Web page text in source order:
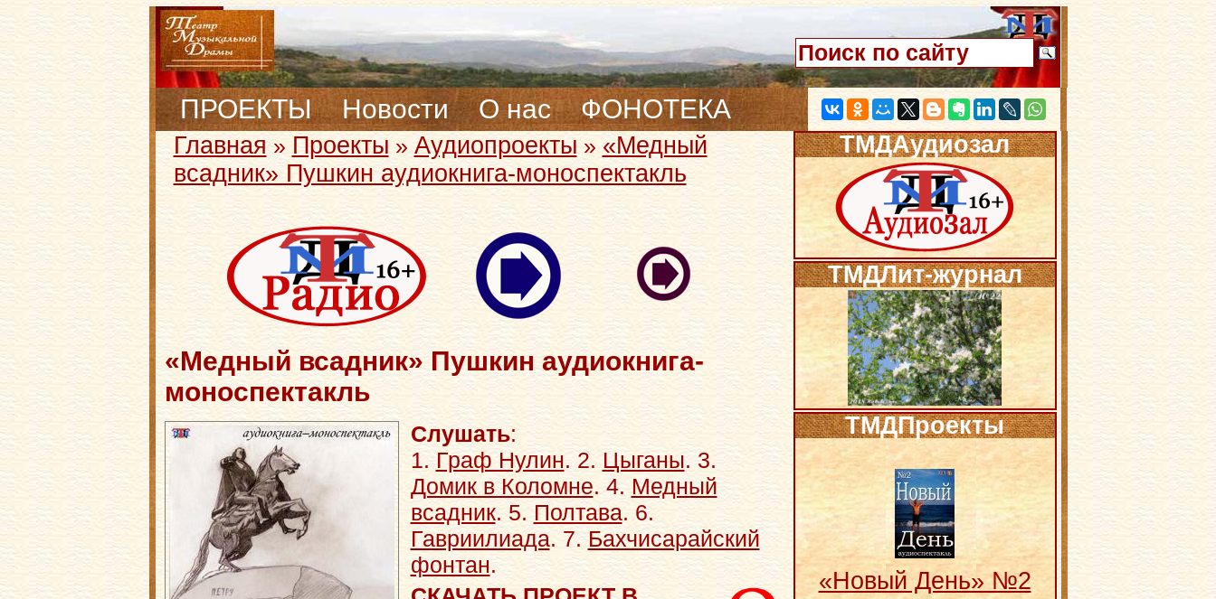
ПРОЕКТЫ Новости О нас ФОНОТЕКА
Главная» Проекты » Аудиопроекты » «Медный
всадник» Пушкин аудиокнига-моноспектакль
«Медный всадник» Пушкин аудиокнига-
моноспектакль
Слушать:
1. Граф Нулин. 2. Цыганы. 3.
Домик в Коломне. 4. Медный
всадник. 5. Полтава. 6.
Гавриилиада. 7. Бахчисарайский
фонтан.
ТМДАудиозал
ТМДЛит-журнал
ТМДПроекты
«Новый День» №2